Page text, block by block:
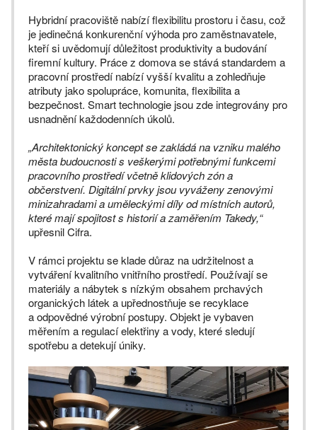
Hybridní pracoviště nabízí flexibilitu prostoru i času, což
je jedinečná konkurenční výhoda pro zaměstnavatele,
kteří si uvědomují důležitost produktivity a budování
firemní kultury. Práce z domova se stává standardem a
pracovní prostředí nabízí vyšší kvalitu a zohledňuje
atributy jako spolupráce, komunita, flexibilita a
bezpečnost. Smart technologie jsou zde integrovány pro
usnadnění každodenních úkolů.
„Architektonický koncept se zakládá na vzniku malého
města budoucnosti s veškerými potřebnými funkcemi
pracovního prostředí včetně klidových zón a
občerstvení. Digitální prvky jsou vyváženy zenovými
minizahradami a uměleckými díly od místních autorů,
které mají spojitost s historií a zaměřením Takedy,“
upřesnil Cifra.
V rámci projektu se klade důraz na udržitelnost a
vytváření kvalitního vnitřního prostředí. Používají se
materiály a nábytek s nízkým obsahem prchavých
organických látek a upřednostňuje se recyklace
a odpovědné výrobní postupy. Objekt je vybaven
měřením a regulací elektřiny a vody, které sledují
spotřebu a detekují úniky.